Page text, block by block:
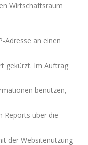
Wirtschaftsraum
Adresse an einen
gekürzt. Im Auftrag
benutzen,
Reports über die
der Websitenutzung